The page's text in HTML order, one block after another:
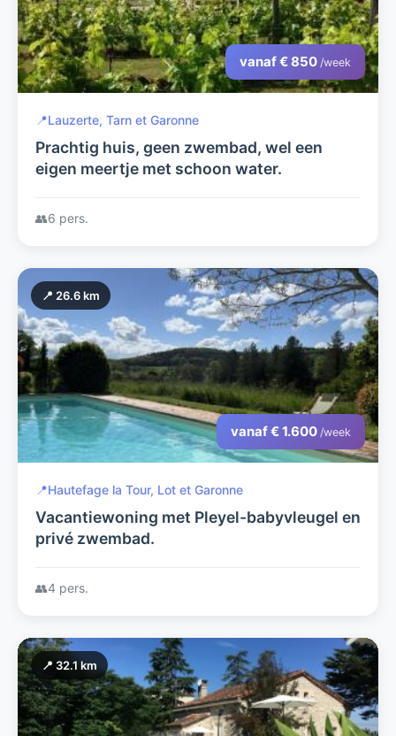
vanaf € 850 /week
📍Lauzerte, Tarn et Garonne
Prachtig huis, geen zwembad, wel een
eigen meertje met schoon water.
👥6 pers.
📍 26.6 km
vanaf € 1.600 /week
📍Hautefage la Tour, Lot et Garonne
Vacantiewoning met Pleyel-babyvleugel en
privé zwembad.
👥4 pers.
📍 32.1 km